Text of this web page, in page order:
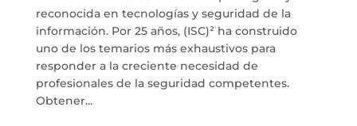
reconocida en tecnologías y seguridad de la
información. Por 25 años, (ISC)² ha construido
uno de los temarios más exhaustivos para
responder a la creciente necesidad de
profesionales de la seguridad competentes.
Obtener...